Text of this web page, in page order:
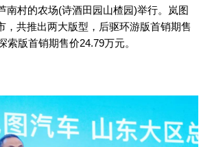
南村的农场(诗酒田园山楂园)举行。岚图
，共推出两大版型，后驱环游版首销期售
索版首销期售价24.79万元。